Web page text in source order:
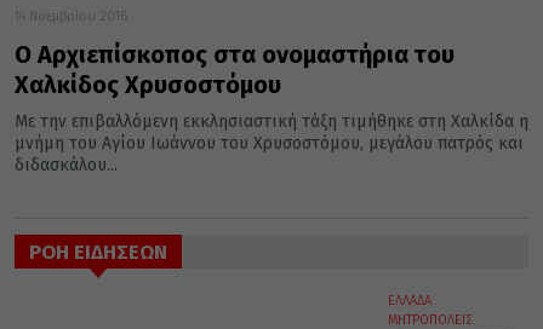
14 Νοεμβρίου 2016
Ο Αρχιεπίσκοπος στα ονομαστήρια του
Χαλκίδος Χρυσοστόμου
Με την επιβαλλόμενη εκκλησιαστική τάξη τιμήθηκε στη Χαλκίδα η
μνήμη του Αγίου Ιωάννου του Χρυσοστόμου, μεγάλου πατρός και
διδασκάλου...
ΡΟΗ ΕΙΔΗΣΕΩΝ
ΕΛΛΑΔΑ
ΜΗΤΡΟΠΟΛΕΙΣ